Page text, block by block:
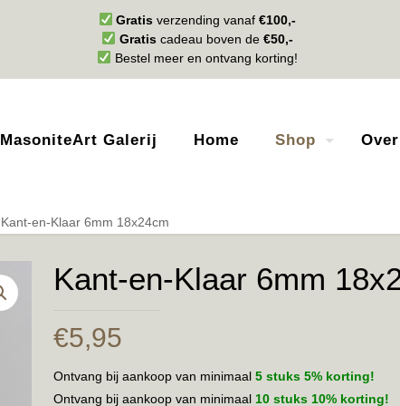
Gratis verzending vanaf€100,-
Gratiscadeau boven de €50,-
Bestel meer en ontvang korting!
MasoniteArt Galerij Home Shop
Kant-en-Klaar 6mm 18x24cm
Kant-en-Klaar 6mm
€5,95
Ontvang bij aankoop van minimaal5 stuks 5% korting!
Ontvang bij aankoop van minimaal 10 stuks 10% korting!